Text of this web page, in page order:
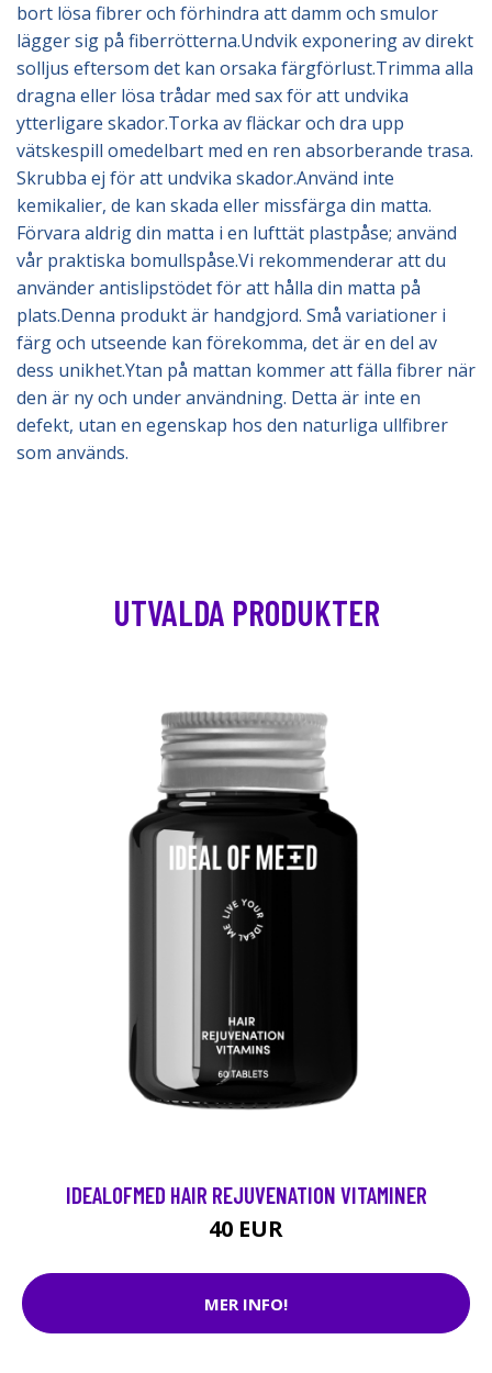
bort lösa fibrer och förhindra att damm och smulor
lägger sig på fiberrötterna.Undvik exponering av direkt
solljus eftersom det kan orsaka färgförlust.Trimma alla
dragna eller lösa trådar med sax för att undvika
ytterligare skador.Torka av fläckar och dra upp
vätskespill omedelbart med en ren absorberande trasa.
Skrubba ej för att undvika skador.Använd inte
kemikalier, de kan skada eller missfärga din matta.
Förvara aldrig din matta i en lufttät plastpåse; använd
vår praktiska bomullspåse.Vi rekommenderar att du
använder antislipstödet för att hålla din matta på
plats.Denna produkt är handgjord. Små variationer i
färg och utseende kan förekomma, det är en del av
dess unikhet.Ytan på mattan kommer att fälla fibrer när
den är ny och under användning. Detta är inte en
defekt, utan en egenskap hos den naturliga ullfibrer
som används.
UTVALDA PRODUKTER
IDEALOFMED HAIR REJUVENATION VITAMINER
40 EUR
MER INFO!